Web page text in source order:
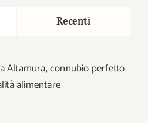
Recenti
Altamura, connubio perfetto
alimentare